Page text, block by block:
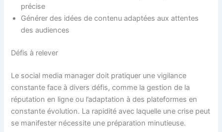
précise
Générer des idées de contenu adaptées aux attentes
des audiences
Défis à relever
Le social media manager doit pratiquer une vigilance
constante face à divers défis, comme la gestion de la
réputation en ligne ou l’adaptation à des plateformes en
constante évolution. La rapidité avec laquelle une crise peut
se manifester nécessite une préparation minutieuse.